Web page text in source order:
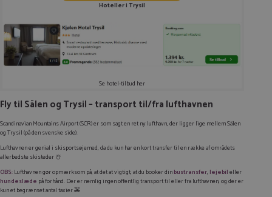
Hoteller i Trysil
Se hotel-tilbud her
Fly til Sälen og Trysil – transport til/fra lufthavnen
Scandinavian Mountains Airport (SCR) er som sagt en ret ny lufthavn, der ligger lige mellem Sälen
og Trysil (på den svenske side).
Lufthavnen er genial i skisportsøjemed, da du kun har en kort transfer til en række af områdets
allerbedste skisteder ☃️
OBS:Lufthavnen gør opmærksom på, at det at vigtigt, at du booker dinbustransfer, lejebileller
hundeslæde på forhånd. Der er nemlig ingen offentlig transport til eller fra lufthavnen, og der er
kun et begrænset antal taxier 🚕